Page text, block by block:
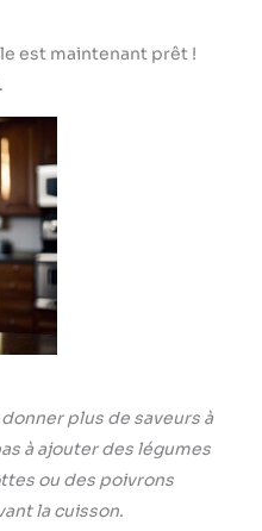
est maintenant prêt !
plus de saveurs à
à ajouter des légumes
ou des poivrons
la cuisson.